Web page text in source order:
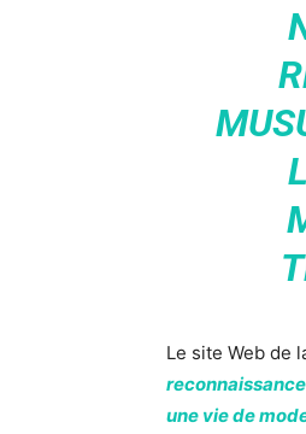
Le site Web de
une vie de